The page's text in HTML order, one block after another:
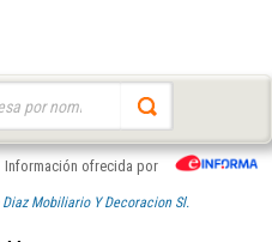
Información ofrecida por
Mobiliario Y Decoracion Sl.